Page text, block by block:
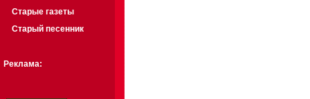
Старые газеты
Старый песенник
Реклама: